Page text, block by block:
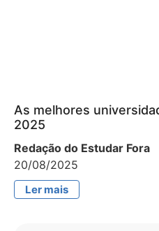
As melhores
2025
Redação do Estudar Fora
20/08/2025
Ler mais